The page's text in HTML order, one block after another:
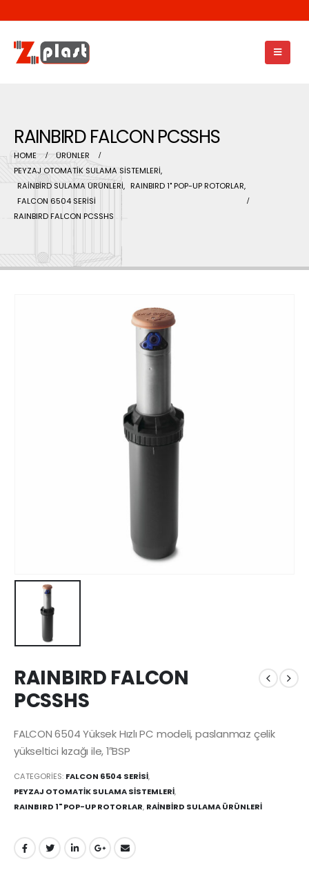
RAINBIRD FALCON PCSSHS
HOME
ÜRÜNLER
PEYZAJ OTOMATİK SULAMA SİSTEMLERİ,
RAİNBİRD SULAMA ÜRÜNLERİ, RAINBIRD 1" POP-UP ROTORLAR,
FALCON 6504 SERİSİ
RAINBIRD FALCON PCSSHS
RAINBIRD FALCON
PCSSHS
FALCON 6504 Yüksek Hızlı PC modeli, paslanmaz çelik
yükseltici kızağı ile, 1″BSP
CATEGORIES: FALCON 6504 SERİSİ,
PEYZAJ OTOMATİK SULAMA SİSTEMLERİ,
RAINBIRD 1" POP-UP ROTORLAR, RAİNBİRD SULAMA ÜRÜNLERİ